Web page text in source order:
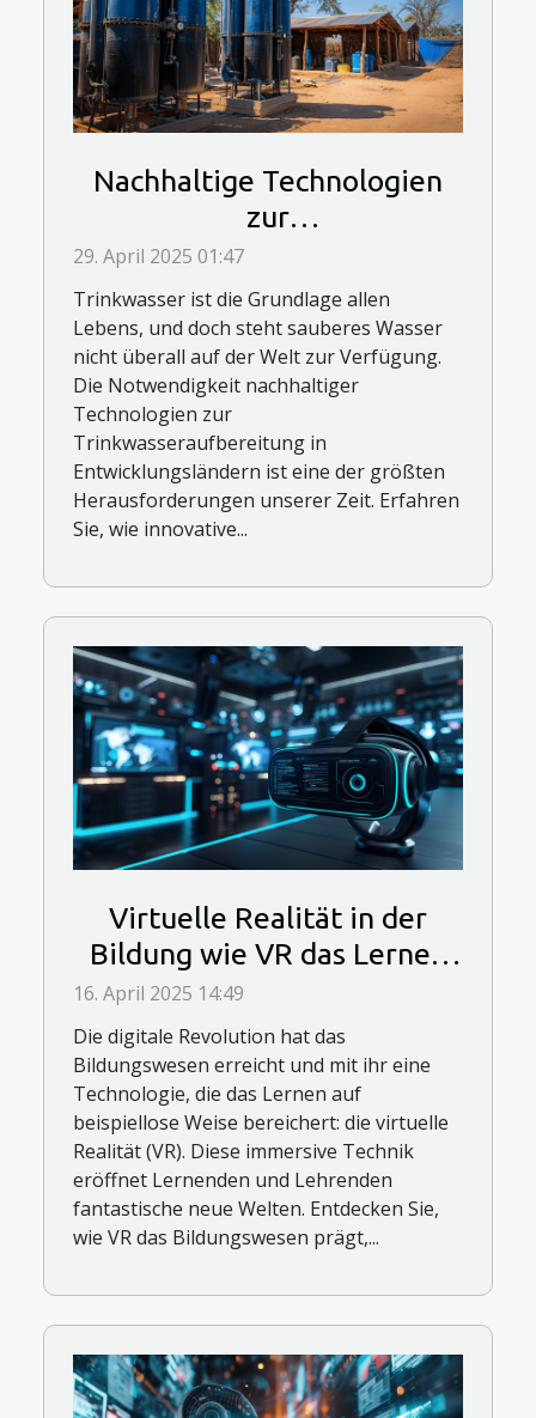
Nachhaltige Technologien
zur
Trinkwasseraufbereitung in
Entwicklungsländern
29. April 2025 01:47
Trinkwasser ist die Grundlage allen
Lebens, und doch steht sauberes Wasser
nicht überall auf der Welt zur Verfügung.
Die Notwendigkeit nachhaltiger
Technologien zur
Trinkwasseraufbereitung in
Entwicklungsländern ist eine der größten
Herausforderungen unserer Zeit. Erfahren
Sie, wie innovative...
Virtuelle Realität in der
Bildung wie VR das Lernen
verändert und neue
Möglichkeiten schafft
16. April 2025 14:49
Die digitale Revolution hat das
Bildungswesen erreicht und mit ihr eine
Technologie, die das Lernen auf
beispiellose Weise bereichert: die virtuelle
Realität (VR). Diese immersive Technik
eröffnet Lernenden und Lehrenden
fantastische neue Welten. Entdecken Sie,
wie VR das Bildungswesen prägt,...